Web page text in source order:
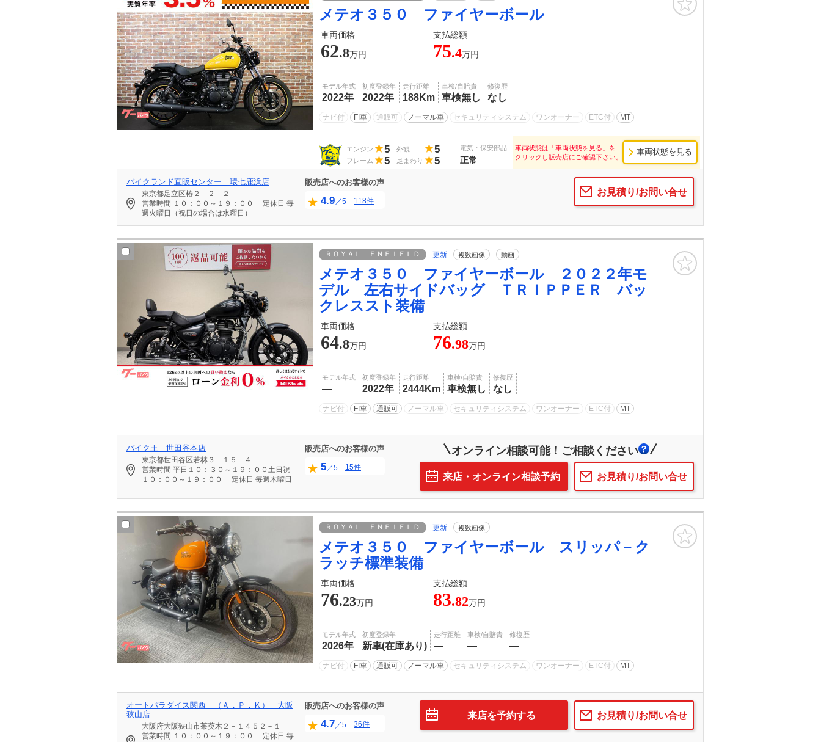
メテオ３５０ ファイヤーボール
車両価格 支払総額
62.8万円 75.4万円
モデル年式
2022年
初度登録年
2022年
走行距離
188Km
車検/自賠責
車検無し
修復歴
なし
ナビ付 FI車 通販可 ノーマル車 セキュリティシステム ワンオーナー ETC付 MT
エンジン 5 外観 5
フレーム 5 足まわり 5
電気・保安部品
正常
車両状態は「車両状態を見る」を
クリックし販売店にご確認下さい。
車両状態を見る
バイクランド直販センター 環七鹿浜店
東京都足立区椿２－２－２
営業時間 １０：００～１９：００ 定休日 毎
週火曜日（祝日の場合は水曜日）
販売店へのお客様の声
4.9／5 118件
お見積り/お問い合せ
ＲＯＹＡＬ ＥＮＦＩＥＬＤ 更新 複数画像 動画
メテオ３５０ ファイヤーボール ２０２２年モ
デル 左右サイドバッグ ＴＲＩＰＰＥＲ バッ
クレススト装備
車両価格 支払総額
64.8万円 76.98万円
モデル年式
―
初度登録年
2022年
走行距離
2444Km
車検/自賠責
車検無し
修復歴
なし
ナビ付 FI車 通販可 ノーマル車 セキュリティシステム ワンオーナー ETC付 MT
バイク王 世田谷本店
東京都世田谷区若林３－１５－４
営業時間 平日１０：３０～１９：００土日祝
１０：００～１９：００
定休日 毎週木曜日
販売店へのお客様の声
5／5 15件
オンライン相談可能！ご相談ください
お見積り/お問い合せ
来店・オンライン相談予約
ＲＯＹＡＬ ＥＮＦＩＥＬＤ 更新 複数画像
メテオ３５０ ファイヤーボール スリッパ－ク
ラッチ標準装備
車両価格 支払総額
76.23万円 83.82万円
モデル年式
2026年
初度登録年
新車(在庫あり)
走行距離
―
車検/自賠責
―
修復歴
―
ナビ付 FI車 通販可 ノーマル車 セキュリティシステム ワンオーナー ETC付 MT
オートパラダイス関西 （Ａ．Ｐ．Ｋ） 大阪
狭山店
大阪府大阪狭山市茱萸木２－１４５２－１
営業時間 １０：００～１９：００ 定休日 毎
販売店へのお客様の声
4.7／5 36件
お見積り/お問い合せ
来店を予約する